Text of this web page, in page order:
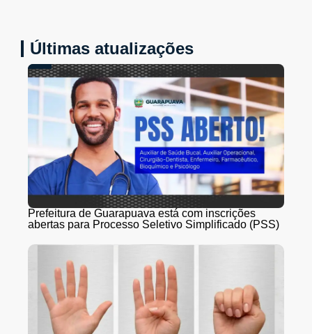
Últimas atualizações
Prefeitura de Guarapuava está com inscrições
abertas para Processo Seletivo Simplificado (PSS)